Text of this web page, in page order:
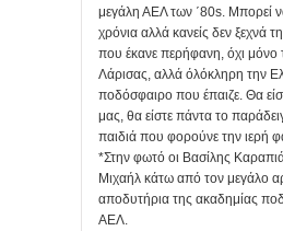
μεγάλη ΑΕΛ των ΄80s. Μπορεί
χρόνια αλλά κανείς δεν ξεχνά
που έκανε περήφανη, όχι μόνο
Λάρισας, αλλά όλόκληρη την
ποδόσφαιρο που έπαιζε. Θα
μας, θα είστε πάντα το
παιδιά που φορούνε την ιερή
*Στην φωτό οι Βασίλης
Μιχαήλ κάτω από τον μεγάλο
αποδυτήρια της ακαδημίας
ΑΕΛ.